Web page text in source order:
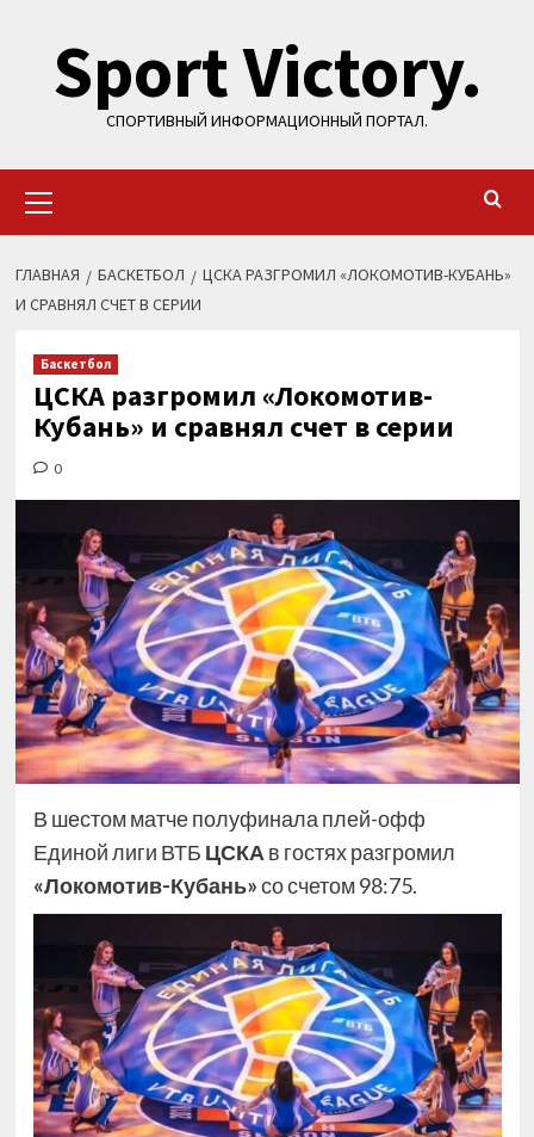
содержимому
Sport Victory.
СПОРТИВНЫЙ ИНФОРМАЦИОННЫЙ ПОРТАЛ.
меню
ГЛАВНАЯ БАСКЕТБОЛ
ЦСКА РАЗГРОМИЛ «ЛОКОМОТИВ-КУБАНЬ»
И СРАВНЯЛ СЧЕТ В СЕРИИ
Баскетбол
ЦСКА разгромил «Локомотив-
Кубань» и сравнял счет в серии
0
В шестом матче полуфинала плей-офф
Единой лиги ВТБ ЦСКА в гостях разгромил
«Локомотив-Кубань»со счетом 98:75.